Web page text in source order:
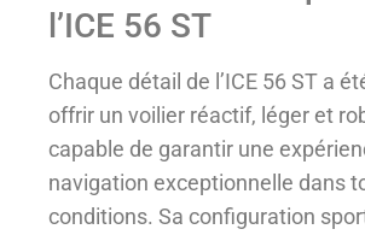
l’ICE 56 ST
Chaque détail de l’ICE 56 ST a
offrir un voilier réactif, léger et
capable de garantir une
navigation exceptionnelle dans
conditions. Sa configuration